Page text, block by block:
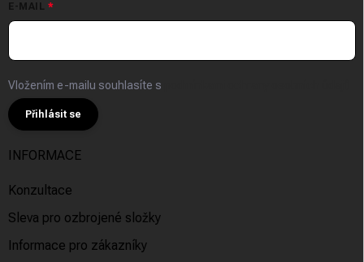
E-MAIL
Vložením e-mailu souhlasíte s
Přihlásit se
INFORMACE
Konzultace
Sleva pro ozbrojené složky
Informace pro zákazníky